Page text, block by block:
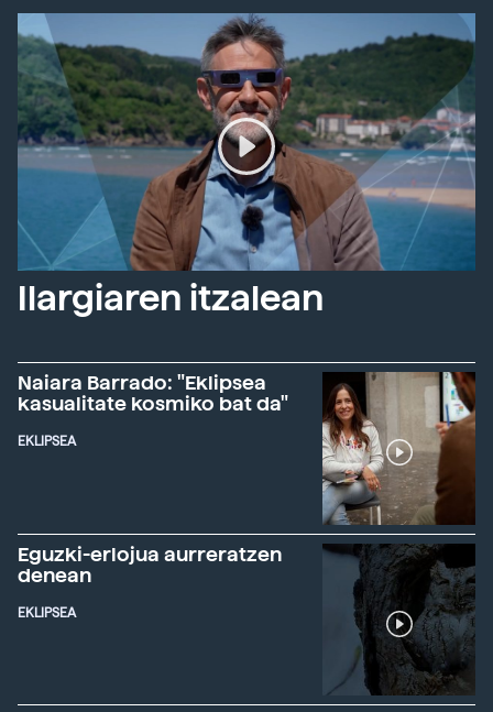
Ilargiaren itzalean
Naiara Barrado: "Eklipsea
kasualitate kosmiko bat da"
EKLIPSEA
Eguzki-erlojua aurreratzen
denean
EKLIPSEA